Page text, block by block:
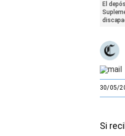
El
30/05/
Si